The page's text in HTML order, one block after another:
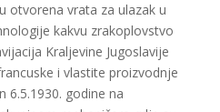
otvorena vrata za ulazak u
kakvu zrakoplovstvo
Kraljevine Jugoslavije
i vlastite proizvodnje
6.5.1930. godine na